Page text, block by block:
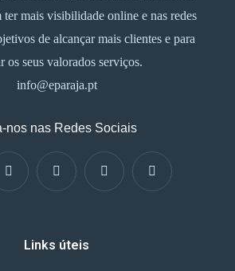
ter mais visibilidade online e nas redes
de alcançar mais clientes e para
os seus valorados serviços.
info@eparaja.pt
nos nas Redes Sociais
Links úteis